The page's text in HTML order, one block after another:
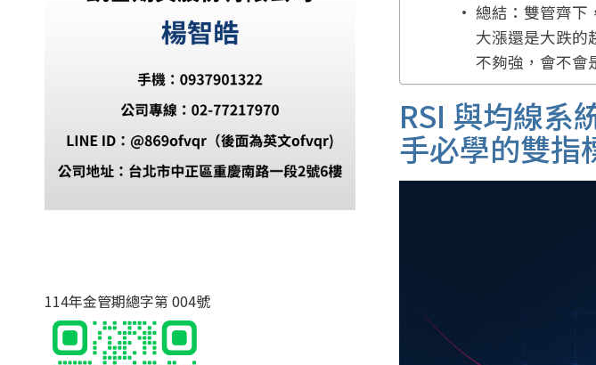
總結：雙管齊下
大漲還是大跌的
不夠強，會不會
RSI 與均線系
手必學的雙指
114年金管期總字第 004號